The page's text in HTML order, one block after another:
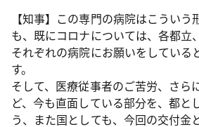
【知事】この専門の病院はこうい
も、既にコロナについては、各都立
それぞれの病院にお願いをしている
す。
そして、医療従事者のご苦労、さら
ど、今も直面している部分を、都と
う、また国としても、今回の交付金